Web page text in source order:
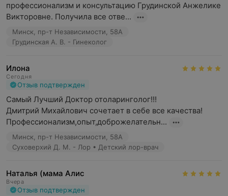
Уролог
Дерматолог
Эндокринолог
Кардиолог
Психолог
Травматолог-ортопед
Как пройти онлайн-консультацию
Оставьте заявку на запись или позвоните в клинику,
профессионализм и консультацию Грудинской Анжелике
Викторовне. Получила все отве...
Минск, пр-т Независимости, 58А
Грудинская А. В. - Гинеколог
Илона
Сегодня
Отзыв подтвержден
Самый Лучший Доктор отоларинголог!!!
Дмитрий Михайлович сочетает в себе все качества!
Профессионализм,опыт,доброжелательн...
Минск, пр-т Независимости, 58А
Суховерхий Д. М. - Лор • Детский лор-врач
Наталья (мама Алис
Вчера
Отзыв подтвержден